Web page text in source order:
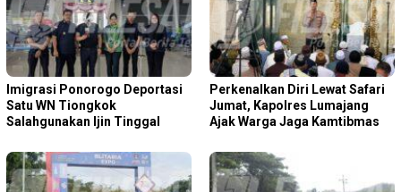
Imigrasi Ponorogo Deportasi
Satu WN Tiongkok
Salahgunakan Ijin Tinggal
Perkenalkan Diri Lewat Safari
Jumat, Kapolres Lumajang
Ajak Warga Jaga Kamtibmas